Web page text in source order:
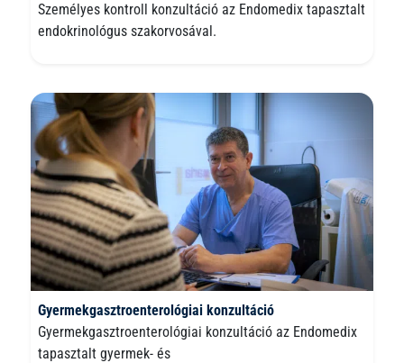
Személyes kontroll konzultáció az Endomedix tapasztalt
endokrinológus szakorvosával.
Gyermekgasztroenterológiai konzultáció
Gyermekgasztroenterológiai konzultáció az Endomedix
tapasztalt gyermek- és